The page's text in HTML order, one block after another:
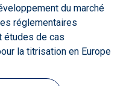
du marché
réglementaires
études de cas
la titrisation en Europe